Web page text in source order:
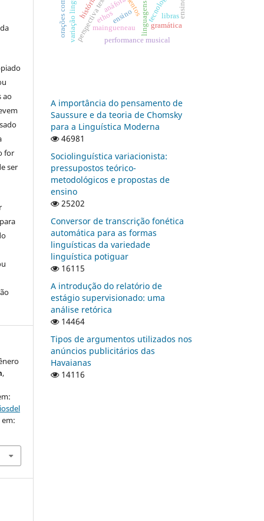
ao
for
ser
,
em:
linguagens
ensino
gramática
anáfora
performance musical
ethos
maingueneau
libras
A importância do pensamento de
Saussure e da teoria de Chomsky
para a Linguística Moderna
46981
Sociolinguística variacionista:
pressupostos teórico-
metodológicos e propostas de
ensino
25202
Conversor de transcrição fonética
automática para as formas
linguísticas da variedade
linguística potiguar
16115
A introdução do relatório de
estágio supervisionado: uma
análise retórica
14464
Tipos de argumentos utilizados nos
anúncios publicitários das
Havaianas
14116